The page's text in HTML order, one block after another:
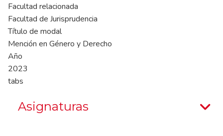
Facultad relacionada
Facultad de Jurisprudencia
Título de modal
Mención en Género y Derecho
Año
2023
tabs
Asignaturas